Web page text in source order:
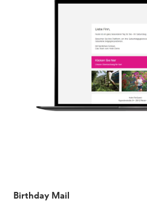
Birthday Mail